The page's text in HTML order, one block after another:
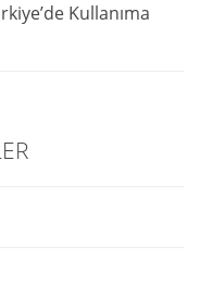
Kullanıma